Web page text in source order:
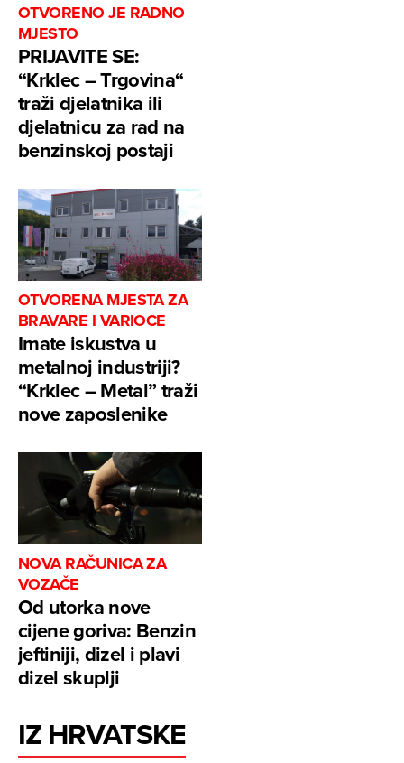
OTVORENO JE RADNO
MJESTO
PRIJAVITE SE:
“Krklec – Trgovina“
traži djelatnika ili
djelatnicu za rad na
benzinskoj postaji
OTVORENA MJESTA ZA
BRAVARE I VARIOCE
Imate iskustva u
metalnoj industriji?
“Krklec – Metal” traži
nove zaposlenike
NOVA RAČUNICA ZA
VOZAČE
Od utorka nove
cijene goriva: Benzin
jeftiniji, dizel i plavi
dizel skuplji
IZ HRVATSKE